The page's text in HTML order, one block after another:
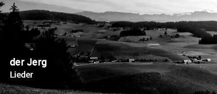
der Jerg
Lieder